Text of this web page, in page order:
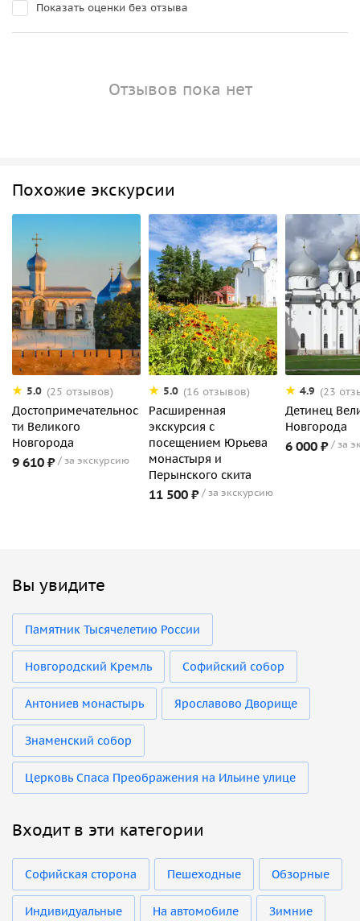
Показать оценки без отзыва
Отзывов пока нет
Похожие экскурсии
5.0 (25 отзывов)
Достопримечательнос
ти Великого
Новгорода
9 610 ₽ за экскурсию
5.0 (16 отзывов)
Расширенная
экскурсия с
посещением Юрьева
монастыря и
Перынского скита
11 500 ₽ за экскурсию
4.9 (23
Детинец
Новгорода
6 000 ₽ за
Вы увидите
Памятник Тысячелетию России
Новгородский Кремль Софийский собор
Антониев монастырь Ярославово Дворище
Знаменский собор
Церковь Спаса Преображения на Ильине улице
Входит в эти категории
Софийская сторона Пешеходные Обзорные
Индивидуальные На автомобиле Зимние